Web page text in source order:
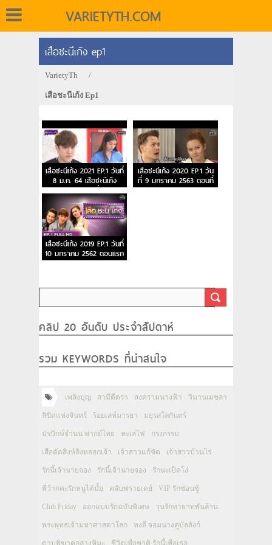
VARIETYTH.COM
เสือชะนีเก้ง ep1
VarietyTh /
เสือชะนีเก้ง Ep1
เสือชะนีเก้ง 2021 EP.1 วันที่
8 ม.ค. 64 เสือชะนีเก้ง
2564 ตอนที่ 1
เสือชะนีเก้ง 2020 EP.1 วัน
ที่ 9 มกราคม 2563 ตอนที่
1
เสือชะนีเก้ง 2019 EP.1 วันที่
10 มกราคม 2562 ตอนแรก
คลิป 20 อันดับ ประจำสัปดาห์
รวม KEYWORDS ที่น่าสนใจ
เพลิงบุญ สามีตีตรา สงครามนางฟ้า วิมานเมขลา
ลิขิตแห่งจันทร์ ร้อยเล่ห์มารยา มธุรสโลกันตร์
ปรปักษ์จำนน พากย์ไทย ทะเลไฟ กรงกรรม
เสือตัดสิงห์ลิงหลอกเจ้า เจ้าสาวแก้ขัด เจ้าสาวบ้านไร่
รักนี้เจ้านายจอง รักนี้เจ้านายจอง รักนะเป็ดโง่
พี่ว้ากคะรักหนูได้มั้ย คลับฟรายเดย์ VIP รักซ่อนชู้
Club Friday ออกแบบรักฉบับพิเศษ วุ่นรักทายาทพันล้าน
พระพุทธเจ้ามหาศาสดาโลก ทงอี จอมนางคู่บัลลังก์
ดาบพิฆาตกลางหิมะ ชีวิตเพื่อชาติ รักนี้เพื่อเธอ